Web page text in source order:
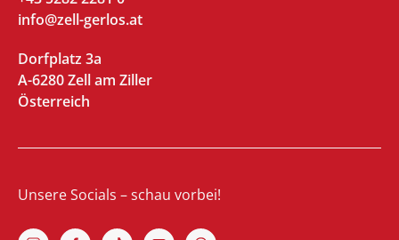
info@zell-gerlos.at
Dorfplatz 3a
A-6280 Zell am Ziller
Österreich
Unsere Socials – schau vorbei!